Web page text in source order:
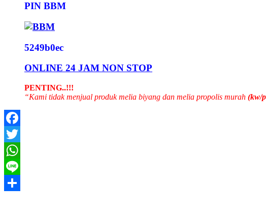
PIN BBM
5249b0ec
ONLINE 24 JAM NON STOP
PENTING..!!!
“Kami tidak menjual produk melia biyang dan melia propolis murah (kw/
Facebook
Twitter
WhatsApp
Line